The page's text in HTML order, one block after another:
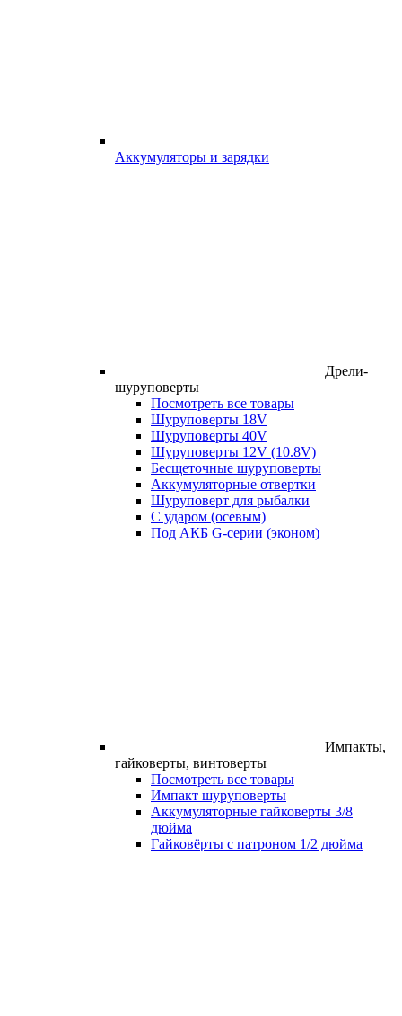
Аккумуляторы и зарядки
Дрели-
шуруповерты
Посмотреть все товары
Шуруповерты 18V
Шуруповерты 40V
Шуруповерты 12V (10.8V)
Бесщеточные шуруповерты
Аккумуляторные отвертки
Шуруповерт для рыбалки
С ударом (осевым)
Под АКБ G-серии (эконом)
Импакты,
гайковерты, винтоверты
Посмотреть все товары
Импакт шуруповерты
Аккумуляторные гайковерты 3/8
дюйма
Гайковёрты с патроном 1/2 дюйма